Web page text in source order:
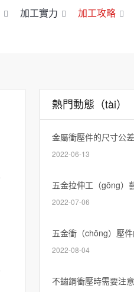
加工實力 加工攻略
熱門動態（tài）
金屬衝壓件的尺寸公
2022-06-13
2022-07-06
五金衝（chōng）壓
2022-08-04
不鏽鋼衝壓時需要注